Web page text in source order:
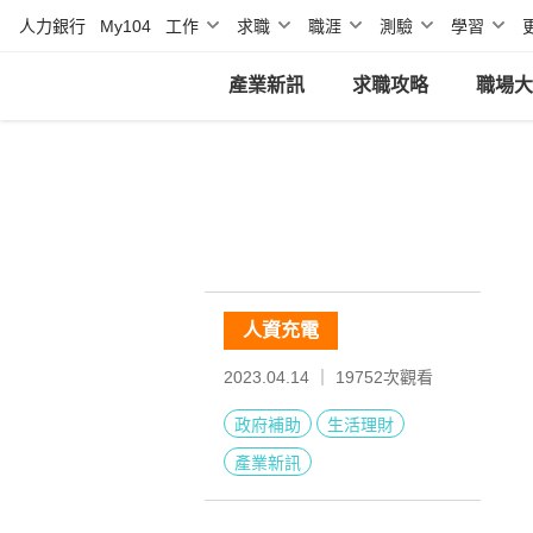
人力銀行 My104 工作 求職 職涯 測驗 學習
產業新訊 求職攻略 職場
人資充電
2023.04.14 ｜ 19752次觀看
政府補助
生活理財
產業新訊